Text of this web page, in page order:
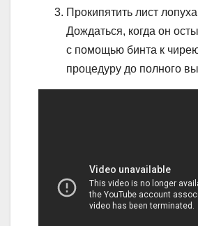
Прокипятить лист
Дождаться, когда он
с помощью бинта к
процедуру до полного